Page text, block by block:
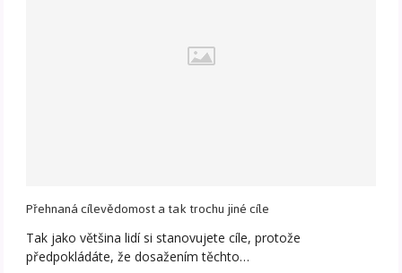
Přehnaná cílevědomost a tak trochu jiné cíle
Tak jako většina lidí si stanovujete cíle, protože
předpokládáte, že dosažením těchto…